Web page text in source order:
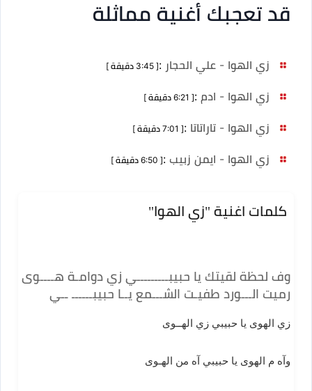
قد تعجبك أغنية مماثلة
زي الهوا - علي الحجار :[ 3:45 دقيقة ]
زي الهوا - ادم :[ 6:21 دقيقة ]
زي الهوا - تاراتاتا :[ 7:01 دقيقة ]
زي الهوا - ايمن زبيب :[ 6:50 دقيقة ]
كلمات اغنية "زي الهوا"
وف لحظة لقيتك يا حبيبـــــــــي زي دوامـة هــــوى
رميت الـــورد طفيـت الشـــمع يــا حبيبــــــ ــي
زي الهوى يا حبيبي زي الهــوى
وآه م الهوى يا حبيبي آه من الهـوى